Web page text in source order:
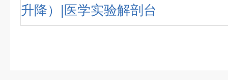
升降）|医学实验解剖台